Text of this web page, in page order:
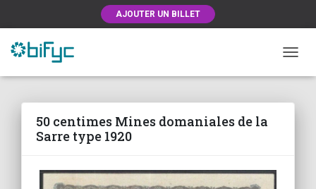
AJOUTER UN BILLET
50 centimes Mines domaniales de la
Sarre type 1920